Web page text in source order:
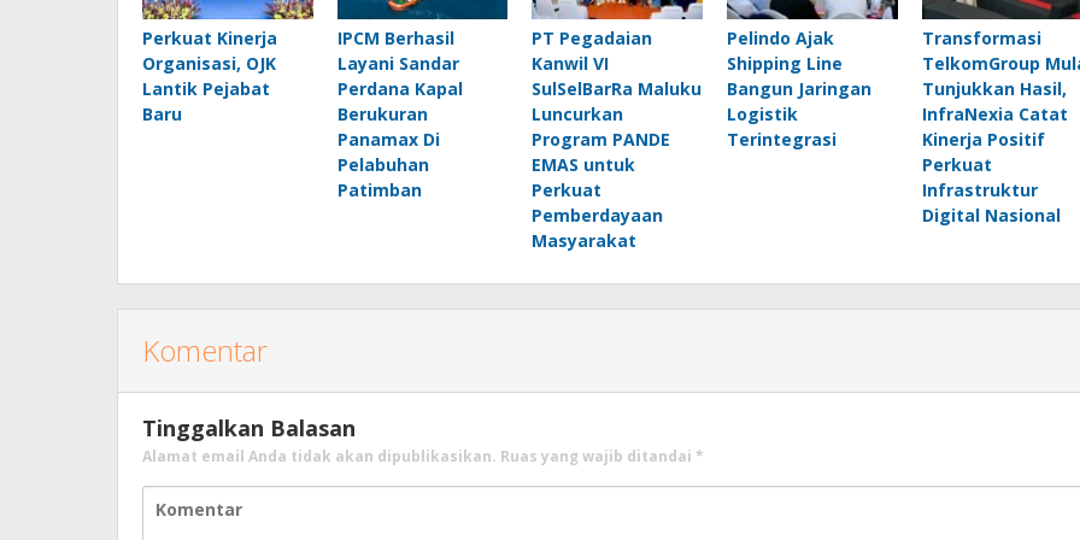
Perkuat Kinerja
Organisasi, OJK
Lantik Pejabat
Baru
IPCM Berhasil
Layani Sandar
Perdana Kapal
Berukuran
Panamax Di
Pelabuhan
Patimban
PT Pegadaian
Kanwil VI
SulSelBarRa Maluku
Luncurkan
Program PANDE
EMAS untuk
Perkuat
Pemberdayaan
Masyarakat
Pelindo Ajak
Shipping Line
Bangun Jaringan
Logistik
Terintegrasi
Transformasi
TelkomGroup
Tunjukkan Hasil,
InfraNexia Catat
Kinerja Positif
Perkuat
Infrastruktur
Digital Nasional
Komentar
Tinggalkan Balasan
Alamat email Anda tidak akan dipublikasikan. Ruas yang wajib ditandai *